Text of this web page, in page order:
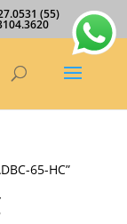
(55)
65-HC”